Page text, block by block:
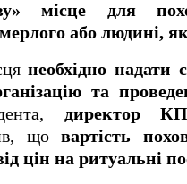
місце для
або людині,
необхідно надати
та
директор
щовартість
цін на ритуальні